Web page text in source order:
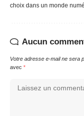
choix dans un monde
Aucun
Votre adresse e-mail ne sera
avec *